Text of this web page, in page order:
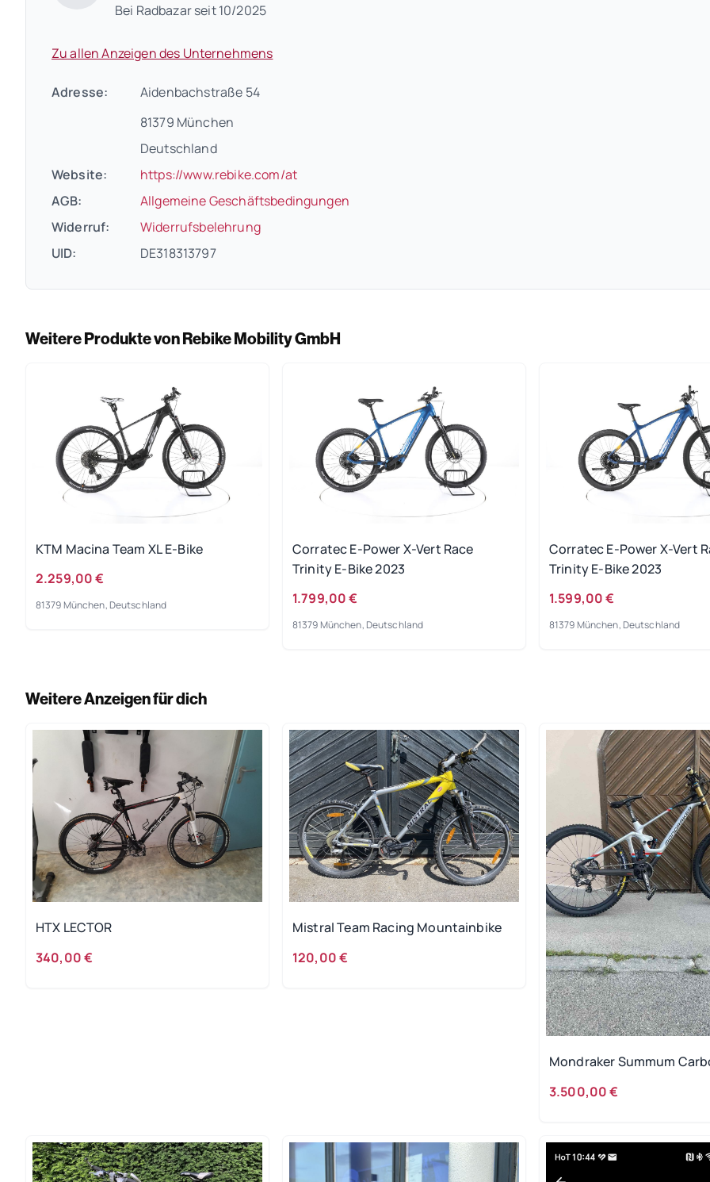
Bei Radbazar seit 10/2025
Zu allen Anzeigen des Unternehmens
Adresse:
Aidenbachstraße 54
81379 München
Deutschland
Website:
https://www.rebike.com/at(öffnet in neuem Tab)
AGB:
Allgemeine Geschäftsbedingungen(öffnet in neuem Tab)
Widerruf:
Widerrufsbelehrung(öffnet in neuem Tab)
UID:
DE318313797
Weitere Produkte von Rebike Mobility GmbH
KTM Macina Team XL E-Bike
2.259,00 €
81379 München, Deutschland
Corratec E-Power X-Vert Race
Trinity E-Bike 2023
1.799,00 €
81379 München, Deutschland
Corratec E-Power X-Vert
Trinity E-Bike 2023
1.599,00 €
81379 München, Deutschland
Weitere Anzeigen für dich
HTX LECTOR
340,00 €
Mistral Team Racing Mountainbike
120,00 €
Mondraker Summum
3.500,00 €